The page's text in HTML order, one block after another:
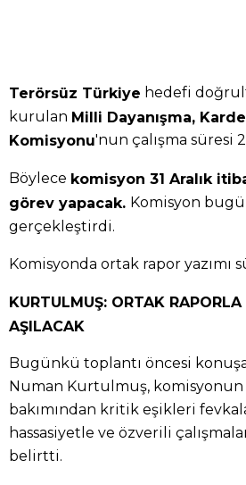
Terörsüz Türkiye hedefi
kurulan Milli Dayanışma,
Komisyonu'nun çalışma süresi
Böylece komisyon 31 Aralık
görev yapacak. Komisyon
gerçekleştirdi.
Komisyonda ortak rapor yazımı
KURTULMUŞ: ORTAK RAPORLA
AŞILACAK
Bugünkü toplantı öncesi
Numan Kurtulmuş, komisyonun
bakımından kritik eşikleri
hassasiyetle ve özverili
belirtti.